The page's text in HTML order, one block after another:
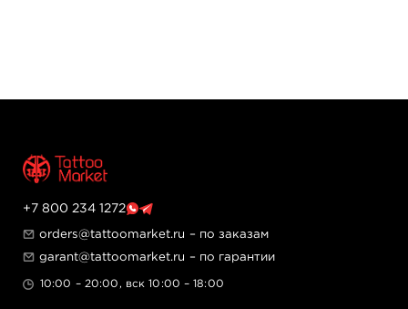
+7 800 234 1272
orders@tattoomarket.ru – по заказам
garant@tattoomarket.ru – по гарантии
10:00 – 20:00, вск 10:00 – 18:00